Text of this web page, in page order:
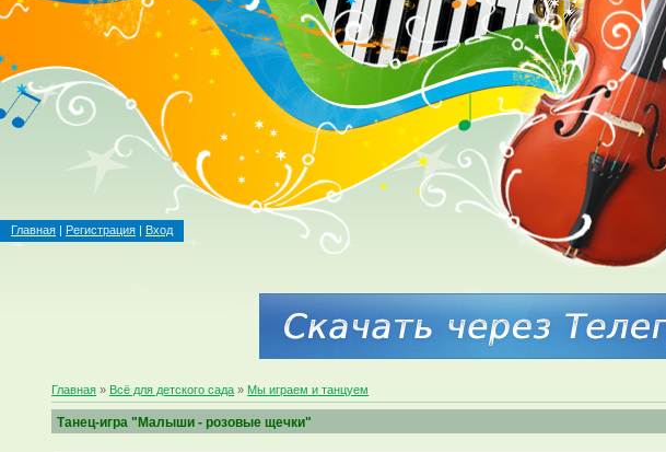
Главная | Регистрация | Вход
Главная » Всё для детского сада » Мы играем и танцуем
Танец-игра "Малыши - розовые щечки"